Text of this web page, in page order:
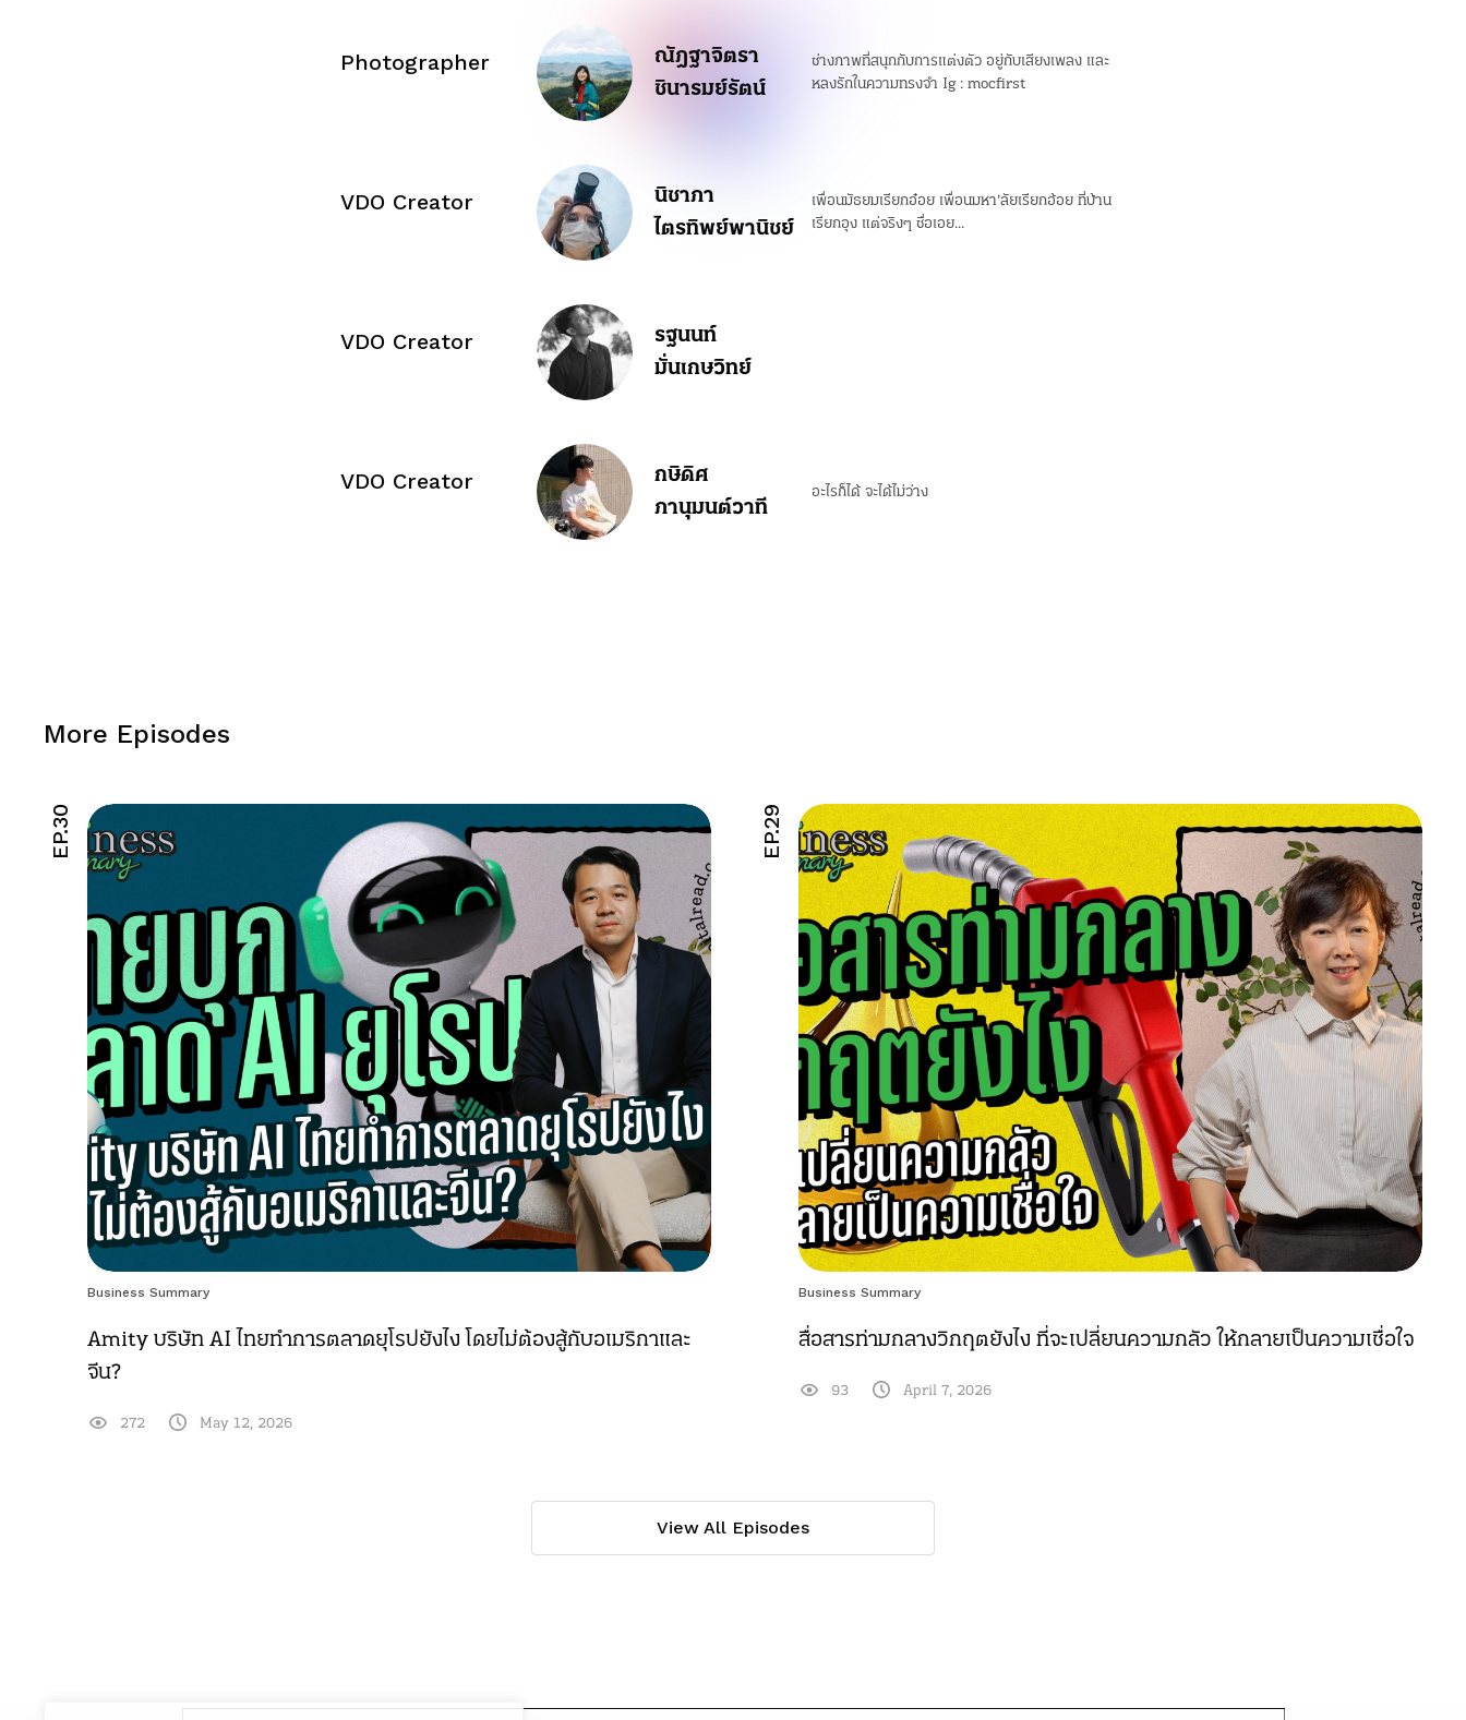
Photographer
ณัฎฐาจิตรา
ชินารมย์รัตน์
ช่างภาพที่สนุกกับการแต่งตัว อยู่กับเสียงเพลง และ
หลงรักในความทรงจำ Ig : mocfirst
VDO Creator
นิชาภา
ไตรทิพย์พานิชย์
เพื่อนมัธยมเรียกอ๋อย เพื่อนมหา’ลัยเรียกอ้อย ที่บ้าน
เรียกอุง แต่จริงๆ ชื่อเอย...
VDO Creator
รฐนนท์
มั่นเกษวิทย์
VDO Creator
กษิดิศ
ภานุมนต์วาที
อะไรก็ได้ จะได้ไม่ว่าง
More Episodes
Business Summary
Amity บริษัท AI ไทยทำการตลาดยุโรปยังไง โดยไม่ต้องสู้กับอเมริกาและ
จีน?
EP.30
272 May 12, 2026
Business Summary
สื่อสารท่ามกลางวิกฤตยังไง ที่จะเปลี่ยนความกลัว ให้กลายเป็นความเชื่อใจ
EP.29
93 April 7, 2026
View All Episodes